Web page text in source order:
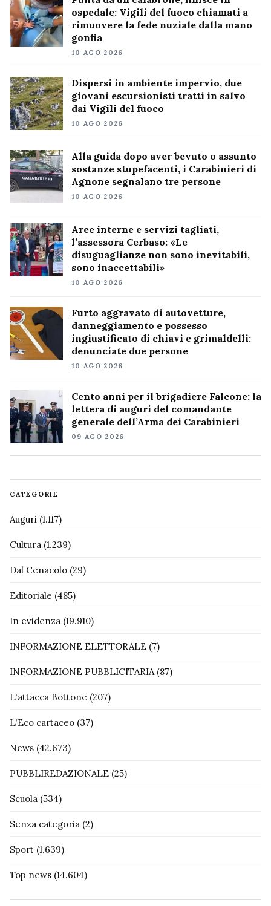
ospedale: Vigili del fuoco chiamati a
rimuovere la fede nuziale dalla mano
gonfia
10 AGO 2026
Dispersi in ambiente impervio, due
giovani escursionisti tratti in salvo
dai Vigili del fuoco
10 AGO 2026
Alla guida dopo aver bevuto o assunto
sostanze stupefacenti, i Carabinieri di
Agnone segnalano tre persone
10 AGO 2026
Aree interne e servizi tagliati,
l’assessora Cerbaso: «Le
disuguaglianze non sono inevitabili,
sono inaccettabili»
10 AGO 2026
Furto aggravato di autovetture,
danneggiamento e possesso
ingiustificato di chiavi e grimaldelli:
denunciate due persone
10 AGO 2026
Cento anni per il brigadiere Falcone: la
lettera di auguri del comandante
generale dell’Arma dei Carabinieri
09 AGO 2026
CATEGORIE
Auguri (1.117)
Cultura (1.239)
Dal Cenacolo (29)
Editoriale (485)
In evidenza (19.910)
INFORMAZIONE ELETTORALE (7)
INFORMAZIONE PUBBLICITARIA(87)
L'attacca Bottone (207)
L'Eco cartaceo (37)
News (42.673)
PUBBLIREDAZIONALE (25)
Scuola (534)
Senza categoria (2)
Sport (1.639)
Top news (14.604)